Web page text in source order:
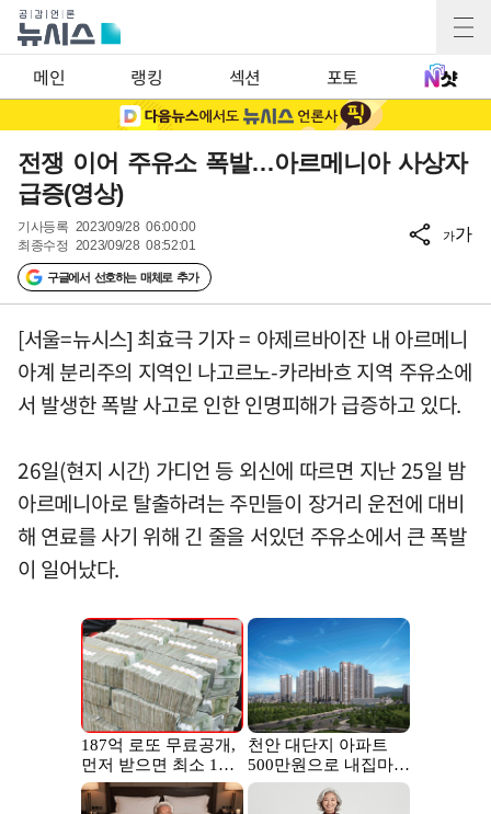
메인 랭킹 섹션 포토
전쟁 이어 주유소 폭발…아르메니아 사상자
급증(영상)
기사등록 2023/09/28 06:00:00
최종수정 2023/09/28 08:52:01
구글에서 선호하는 매체로 추가
가가
[서울=뉴시스] 최효극 기자 = 아제르바이잔 내 아르메니
아계 분리주의 지역인 나고르노-카라바흐 지역 주유소에
서 발생한 폭발 사고로 인한 인명피해가 급증하고 있다.
26일(현지 시간) 가디언 등 외신에 따르면 지난 25일 밤
아르메니아로 탈출하려는 주민들이 장거리 운전에 대비
해 연료를 사기 위해 긴 줄을 서있던 주유소에서 큰 폭발
이 일어났다.